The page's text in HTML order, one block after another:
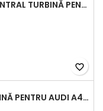
ANSAMBLU CENTRAL TURBINĂ PENTRU BMW SERIA 3, SERIA 5 ȘI X3 - PERFORMANȚĂ ȘI FIABILITATE
favorite_border
CARTUȘ TURBINĂ PENTRU AUDI A4, A6, SKODA SUPERB ȘI VW PASSAT, MOTOR DIESEL 1.9 TDI